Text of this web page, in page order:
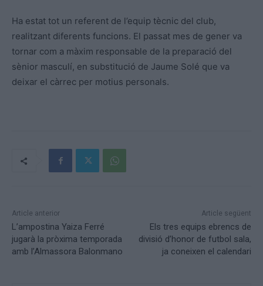
Ha estat tot un referent de l’equip tècnic del club,
realitzant diferents funcions. El passat mes de gener va
tornar com a màxim responsable de la preparació del
sènior masculí, en substitució de Jaume Solé que va
deixar el càrrec per motius personals.
Article anterior
L’ampostina Yaiza Ferré
jugarà la pròxima temporada
amb l’Almassora Balonmano
Article següent
Els tres equips ebrencs de
divisió d’honor de futbol sala,
ja coneixen el calendari